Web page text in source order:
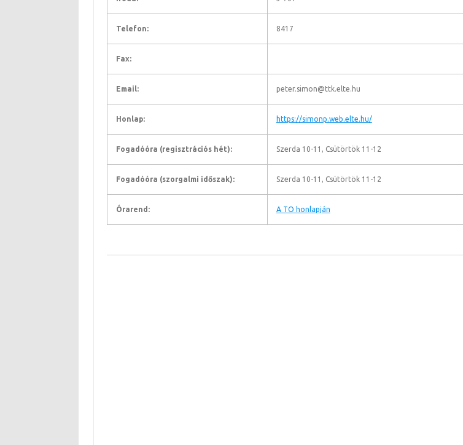
Telefon: 8417
Fax:
Email: peter.simon@ttk.elte.hu
Honlap: https://simonp.web.elte.hu/
Fogadóóra (regisztrációs hét): Szerda 10-11, Csütörtök 11-12
Fogadóóra (szorgalmi időszak): Szerda 10-11, Csütörtök 11-12
Órarend: A TO honlapján